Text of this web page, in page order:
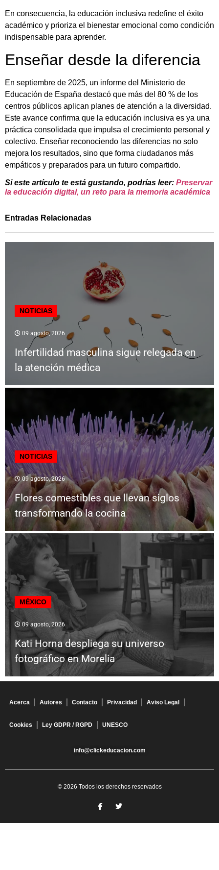
En consecuencia, la educación inclusiva redefine el éxito
académico y prioriza el bienestar emocional como condición
indispensable para aprender.
Enseñar desde la diferencia
En septiembre de 2025, un informe del Ministerio de
Educación de España destacó que más del 80 % de los
centros públicos aplican planes de atención a la diversidad.
Este avance confirma que la educación inclusiva es ya una
práctica consolidada que impulsa el crecimiento personal y
colectivo. Enseñar reconociendo las diferencias no solo
mejora los resultados, sino que forma ciudadanos más
empáticos y preparados para un futuro compartido.
Si este artículo te está gustando, podrías leer: Preservar
la educación digital, un reto para la memoria académica
Entradas Relacionadas
NOTICIAS
09 agosto, 2026
Infertilidad masculina sigue relegada en
la atención médica
NOTICIAS
09 agosto, 2026
Flores comestibles que llevan siglos
transformando la cocina
MÉXICO
09 agosto, 2026
Kati Horna despliega su universo
fotográfico en Morelia
Acerca Autores Contacto Privacidad Aviso Legal
Cookies Ley GDPR / RGPD UNESCO
info@clickeducacion.com
© 2026 Todos los derechos reservados